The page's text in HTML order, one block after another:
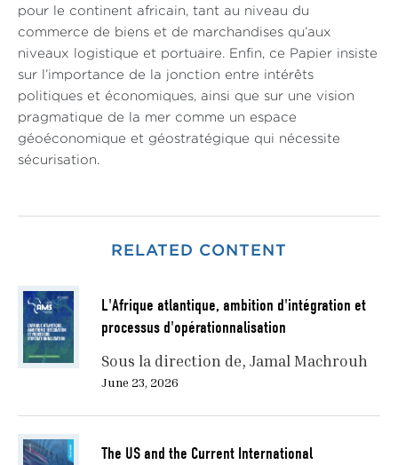
pour le continent africain, tant au niveau du
commerce de biens et de marchandises qu’aux
niveaux logistique et portuaire. Enfin, ce Papier insiste
sur l’importance de la jonction entre intérêts
politiques et économiques, ainsi que sur une vision
pragmatique de la mer comme un espace
géoéconomique et géostratégique qui nécessite
sécurisation.
RELATED CONTENT
L'Afrique atlantique, ambition d'intégration et
processus d'opérationnalisation
Sous la direction de Jamal Machrouh
June 23, 2026
The US and the Current International